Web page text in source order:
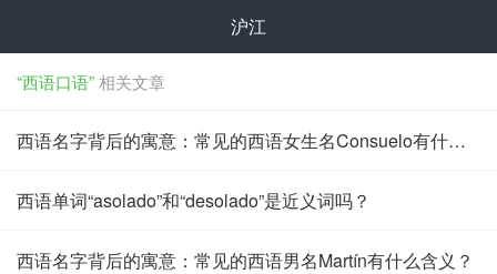
沪江
“西语口语”相关文章
西语名字背后的寓意：常见的西语女生名Consuelo有什么含义？
西语单词“asolado”和“desolado”是近义词吗？
西语名字背后的寓意：常见的西语男名Martín有什么含义？